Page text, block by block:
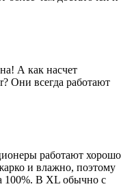
А как насчет
Они всегда работают
работают хорошо
и влажно, поэтому
100%. В XL обычно с